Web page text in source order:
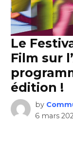
Le
Film sur
édition !
by
6 mars